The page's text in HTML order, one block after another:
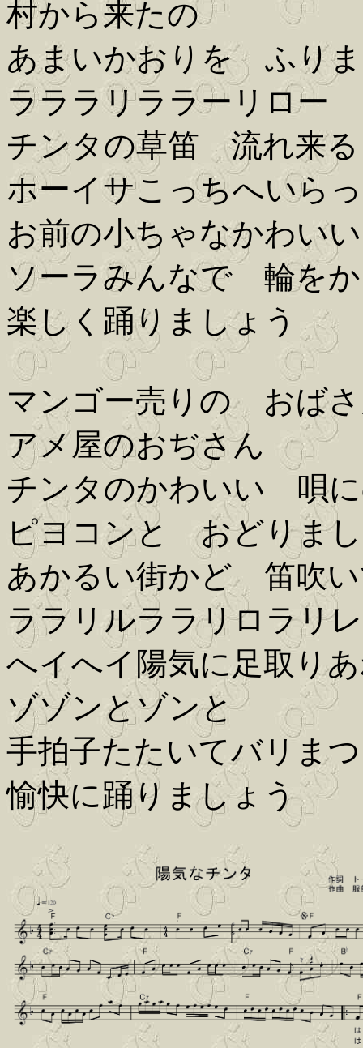
村から来たの
あまいかおりを ふり
ラララリララーリロー
チンタの草笛 流れ来る
ホーイサこっちへいら
お前の小ちゃなかわい
ソーラみんなで 輪を
楽しく踊りましょう
マンゴー売りの おば
アメ屋のおぢさん
チンタのかわいい 唄
ピヨコンと おどりま
あかるい街かど 笛吹
ララリルララリロラリ
へイへイ陽気に足取り
ゾゾンとゾンと
手拍子たたいてバリま
愉快に踊りましょう